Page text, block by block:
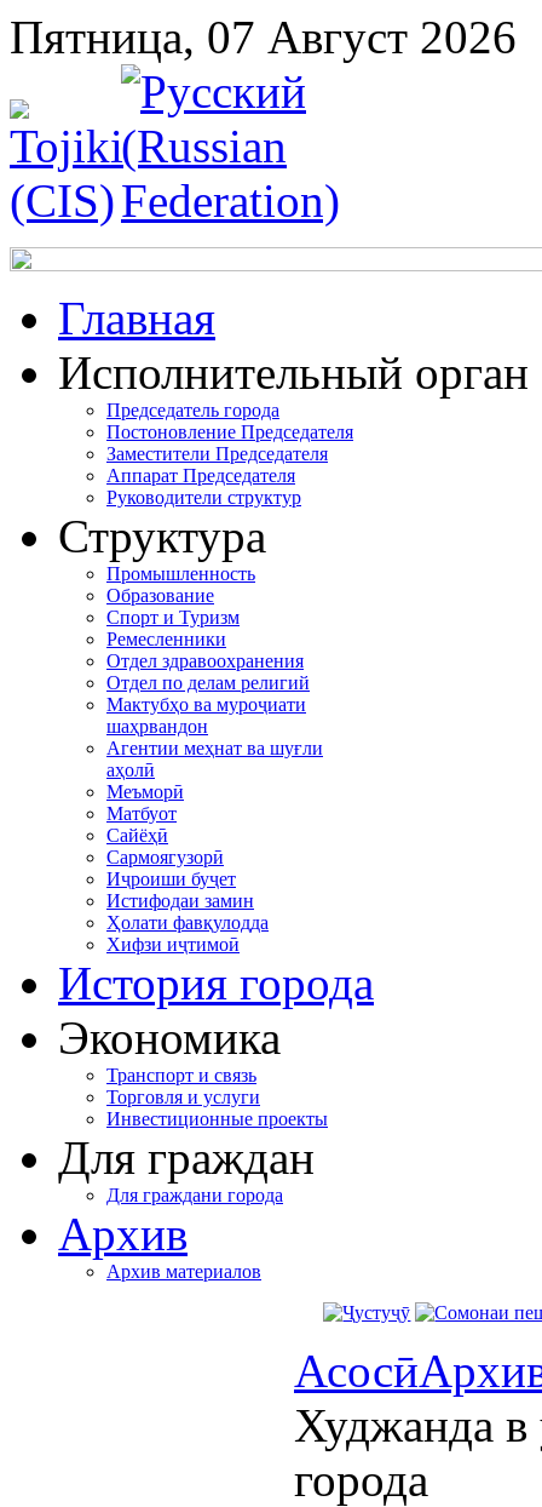
Пятница, 07 Август 2026
Главная
Исполнительный орган
Председатель города
Постоновление Председателя
Заместители Председателя
Аппарат Председателя
Руководители структур
Структура
Промышленность
Образование
Спорт и Туризм
Ремесленники
Отдел здравоохранения
Отдел по делам религий
Мактубҳо ва муроҷиати
шаҳрвандон
Агентии меҳнат ва шуғли
аҳолӣ
Меъморӣ
Матбуот
Сайёҳӣ
Сармоягузорӣ
Иҷроиши буҷет
Истифодаи замин
Ҳолати фавқулодда
Хифзи иҷтимоӣ
История города
Экономика
Транспорт и связь
Торговля и услуги
Инвестиционные проекты
Для граждан
Для граждани города
Архив
Архив материалов
Асосӣ
Худжанда в
города